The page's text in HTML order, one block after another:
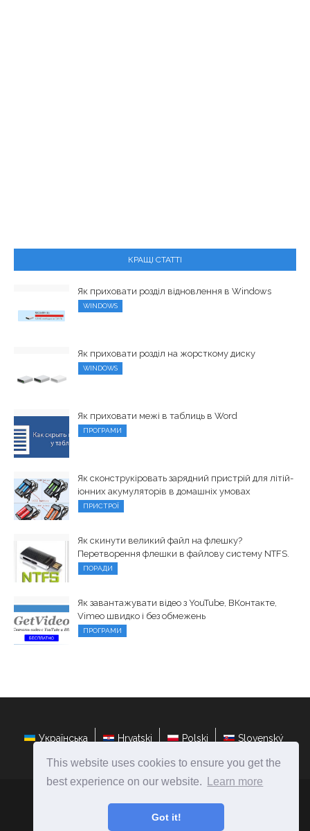
This website uses cookies to ensure you get the
best experience on our website.
Learn more
Got it!
КРАЩІ СТАТТІ
Як приховати розділ відновлення в Windows
WINDOWS
Як приховати розділ на жорсткому диску
WINDOWS
Як приховати межі в таблиць в Word
ПРОГРАМИ
Як сконструкіровать зарядний пристрій для літій-
іонних акумуляторів в домашніх умовах
ПРИСТРОЇ
Як скинути великий файл на флешку?
Перетворення флешки в файлову систему NTFS.
ПОРАДИ
Як завантажувати відео з YouTube, ВКонтакте,
Vimeo швидко і без обмежень
ПРОГРАМИ
Українська Hrvatski Polski Slovenský
ateasyday.com Ⓒ2026